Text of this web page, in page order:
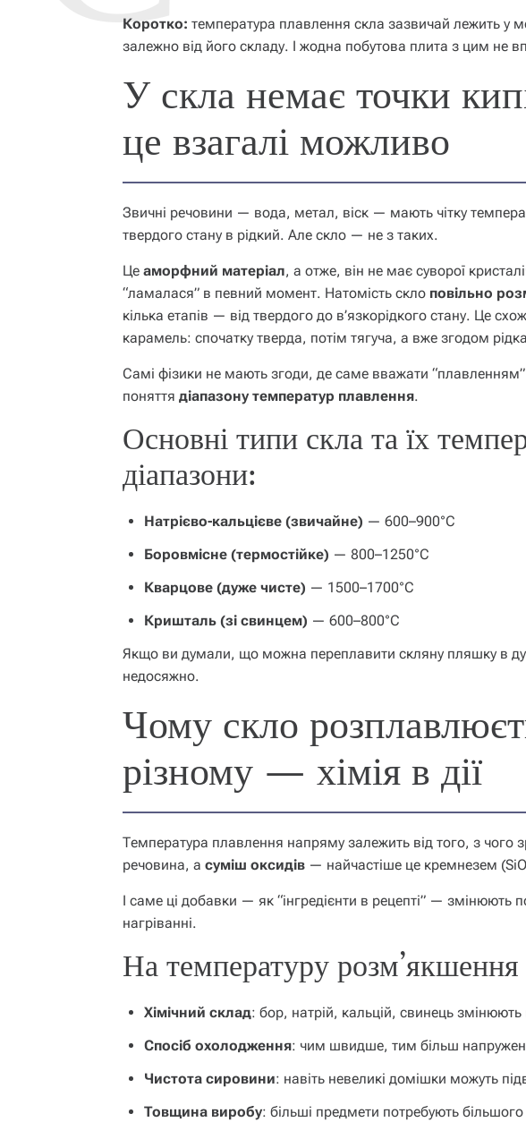
Коротко: температура плавлення скла зазвичай лежить у
залежно від його складу. І жодна побутова плита з цим не
У скла немає точки
це взагалі можливо
Звичні речовини — вода, метал, віск — мають чітку
твердого стану в рідкий. Але скло — не з таких.
Це аморфний матеріал, а отже, він не має суворої
“ламалася” в певний момент. Натомість скло повільно
кілька етапів — від твердого до в’язкорідкого стану. Це
карамель: спочатку тверда, потім тягуча, а вже згодом
Самі фізики не мають згоди, де саме вважати
поняття діапазону температур плавлення.
Основні типи скла та їх
діапазони:
Натрієво-кальцієве (звичайне) — 600–900°C
Боровмісне (термостійке) — 800–1250°C
Кварцове (дуже чисте) — 1500–1700°C
Кришталь (зі свинцем) — 600–800°C
Якщо ви думали, що можна переплавити скляну пляшку в
недосяжно.
Чому скло
різному — хімія в дії
Температура плавлення напряму залежить від того, з чого
речовина, а суміш оксидів — найчастіше це кремнезем
І саме ці добавки — як “інгредієнти в рецепті” — змінюють
нагріванні.
На температуру
Хімічний склад: бор, натрій, кальцій, свинець змінюють
Спосіб охолодження: чим швидше, тим більш
Чистота сировини: навіть невеликі домішки можуть
Товщина виробу: більші предмети потребують більшого